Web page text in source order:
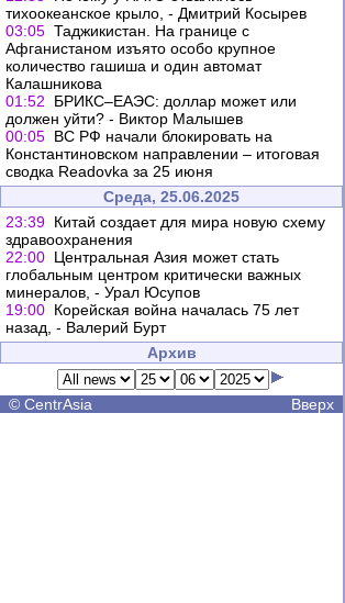
тихоокеанское крыло, - Дмитрий Косырев
03:05 Таджикистан. На границе с
Афганистаном изъято особо крупное
количество гашиша и один автомат
Калашникова
01:52
БРИКС–ЕАЭС: доллар может или
должен уйти? - Виктор Малышев
00:05 ВС РФ начали блокировать на
Константиновском направлении – итоговая
сводка Readovka за 25 июня
Среда, 25.06.2025
23:39 Китай создает для мира новую схему
здравоохранения
22:00 Центральная Азия может стать
глобальным центром критически важных
минералов, - Урал Юсупов
19:00 Корейская война началась 75 лет
назад, - Валерий Бурт
Архив
© CentrAsia Вверх